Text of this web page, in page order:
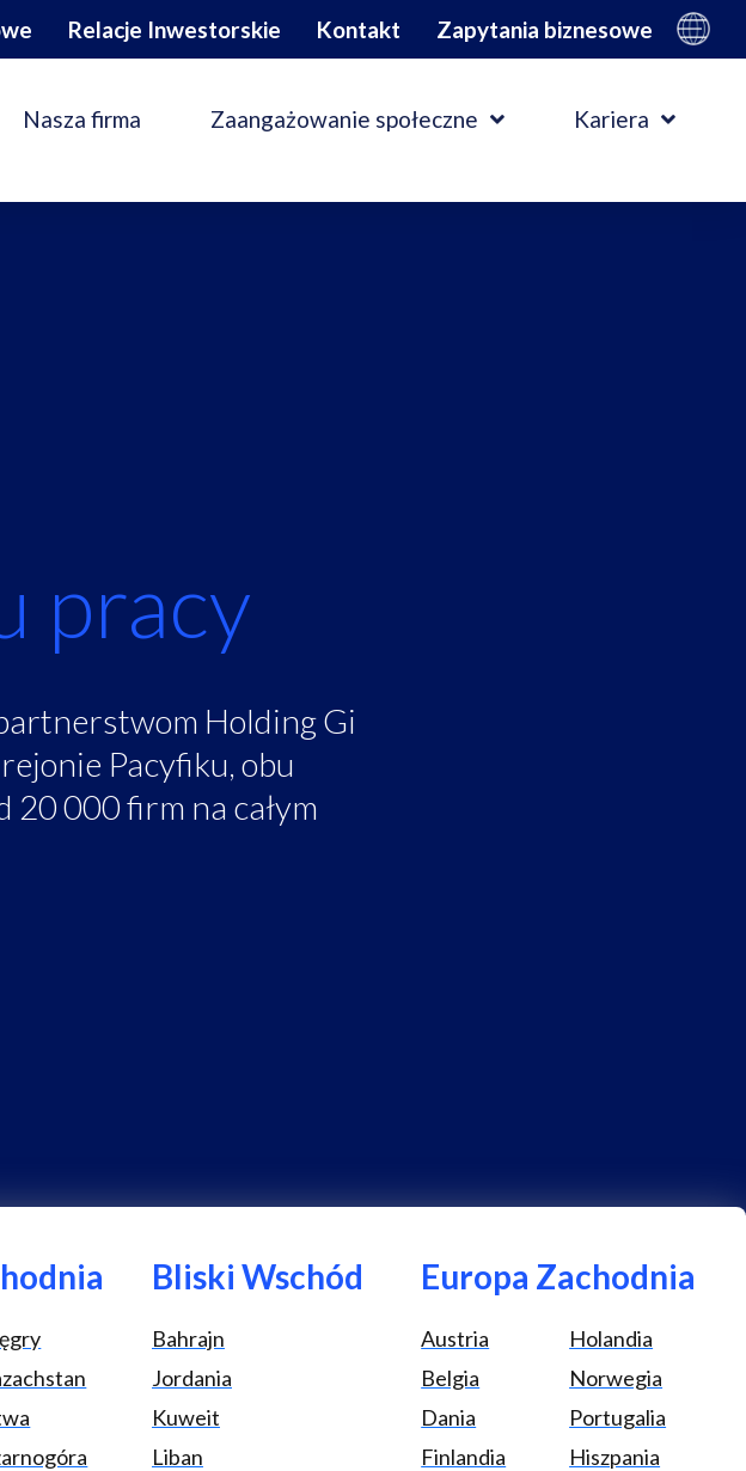
Relacje Inwestorskie Kontakt Zapytania biznesowe
Nasza firma Zaangażowanie społeczne Kariera
pracy
Holding Gi
Pacyfiku, obu
20 000 firm na całym
Bliski Wschód
Bahrajn
Jordania
Kuweit
Liban
Europa Zachodnia
Austria
Belgia
Dania
Finlandia
Holandia
Norwegia
Portugalia
Hiszpania